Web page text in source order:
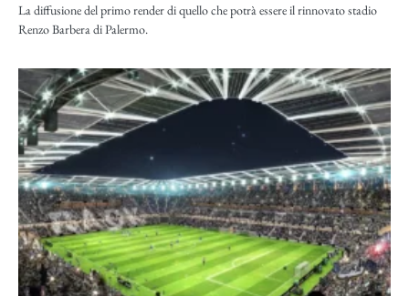
La diffusione del primo render di quello che potrà essere il rinnovato stadio
Renzo Barbera di Palermo.